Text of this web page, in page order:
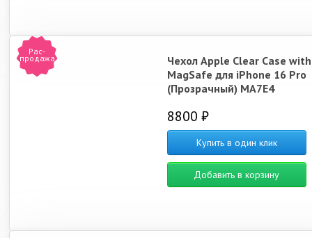
Рас-
продажа
Чехол Apple Clear Case with
MagSafe для iPhone 16 Pro
(Прозрачный) MA7E4
8800 ₽
Купить в один клик
Добавить в корзину